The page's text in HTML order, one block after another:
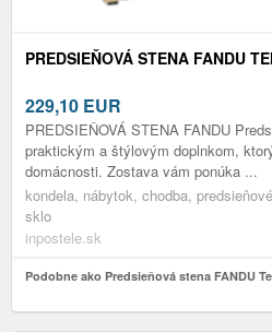
PREDSIEŇOVÁ STENA FANDU
229,10 EUR
PREDSIEŇOVÁ STENA FANDU
praktickým a štýlovým doplnkom,
domácnosti. Zostava vám ponúka ...
kondela, nábytok, chodba,
sklo
inpostele.sk
Podobne ako Predsieňová stena FANDU